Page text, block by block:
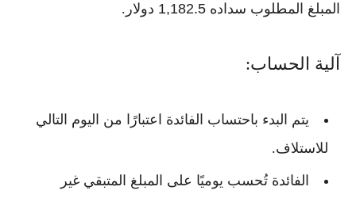
المبلغ المطلوب سداده 1,182.5 دولار .
آلية الحساب:
يتم البدء باحتساب الفائدة اعتبارًا من اليوم التالي
للاستلاف.
الفائدة تُحسب يوميًا على المبلغ المتبقي غير